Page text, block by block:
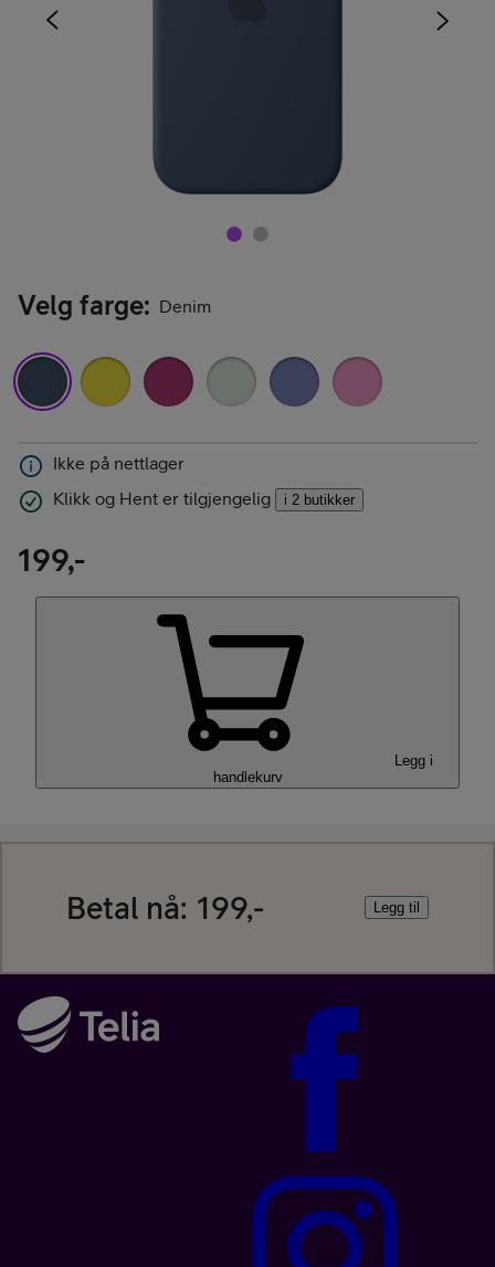
Velg farge: Denim
Ikke på nettlager
Klikk og Hent er tilgjengelig
i 2 butikker
199,-
Legg i
handlekurv
Betal nå: 199,- Legg til